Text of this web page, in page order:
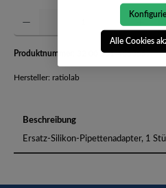
Produkt Anzahl: Gib den gewünschten Wert
Produktnummer: 32 00 301-4653557
Hersteller: ratiolab
Beschreibung
Ersatz-Silikon-Pipettenadapter, 1
Alle Cookies